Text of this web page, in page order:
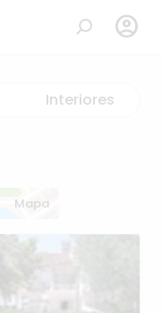

Interiores
Mapa